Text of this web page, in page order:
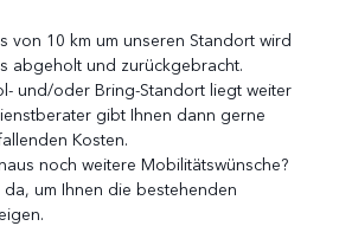
von 10 km um unseren Standort wird
abgeholt und zurückgebracht.
und/oder Bring-Standort liegt weiter
gibt Ihnen dann gerne
Kosten.
noch weitere Mobilitätswünsche?
um Ihnen die bestehenden